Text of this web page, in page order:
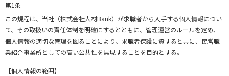
第1条
この規程は、当社（株式会社人材Bank）が求職者から入手する個人情報につい
て、その取扱いの責任体制を明確にするとともに、管理運営のルールを定め、
個人情報の適切な管理を図ることにより、求職者保護に資すると共に、民営職
業紹介事業所としての高い公共性を具現することを目的とする。
【個人情報の範囲】